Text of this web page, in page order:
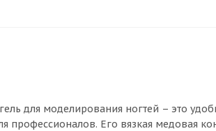
для моделирования ногтей – это
профессионалов. Его вязкая медовая